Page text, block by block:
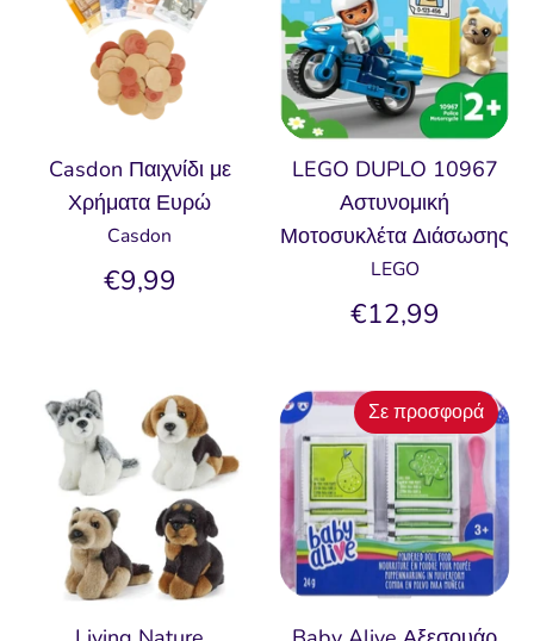
Casdon Παιχνίδι με
Χρήματα Ευρώ
Casdon
€9,99
LEGO DUPLO 10967
Αστυνομική
Μοτοσυκλέτα Διάσωσης
LEGO
€12,99
Σε προσφορά